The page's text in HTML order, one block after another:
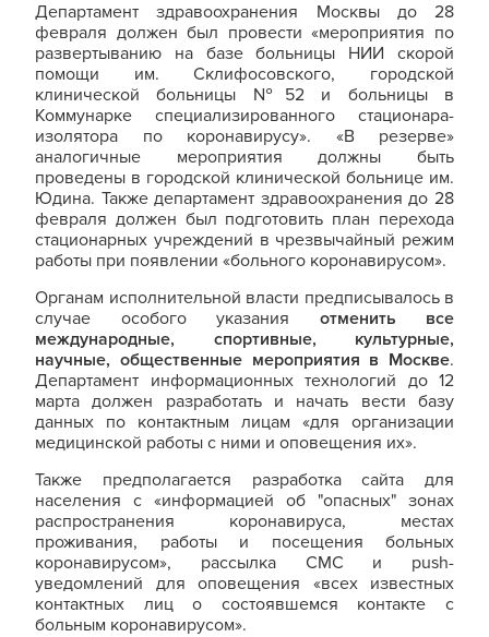
Департамент здравоохранения Москвы до 28
февраля должен был провести «мероприятия по
развертыванию на базе больницы НИИ скорой
помощи им. Склифосовского, городской
клинической больницы №52 и больницы в
Коммунарке специализированного стационара-
изолятора по коронавирусу». «В резерве»
аналогичные мероприятия должны быть
проведены в городской клинической больнице им.
Юдина. Также департамент здравоохранения до 28
февраля должен был подготовить план перехода
стационарных учреждений в чрезвычайный режим
работы при появлении «больного коронавирусом».
Органам исполнительной власти предписывалось в
случае особого указания отменить все
международные, спортивные, культурные,
научные, общественные мероприятия в Москве.
Департамент информационных технологий до 12
марта должен разработать и начать вести базу
данных по контактным лицам «для организации
медицинской работы с ними и оповещения их».
Также предполагается разработка сайта для
населения с «информацией об "опасных" зонах
распространения коронавируса, местах
проживания, работы и посещения больных
коронавирусом», рассылка СМС и push-
уведомлений для оповещения «всех известных
контактных лиц о состоявшемся контакте с
больным коронавирусом».